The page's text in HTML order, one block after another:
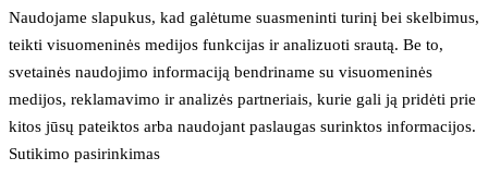
Naudojame slapukus, kad galėtume suasmeninti turinį bei skelbimus,
teikti visuomeninės medijos funkcijas ir analizuoti srautą. Be to,
svetainės naudojimo informaciją bendriname su visuomeninės
medijos, reklamavimo ir analizės partneriais, kurie gali ją pridėti prie
kitos jūsų pateiktos arba naudojant paslaugas surinktos informacijos.
Sutikimo pasirinkimas